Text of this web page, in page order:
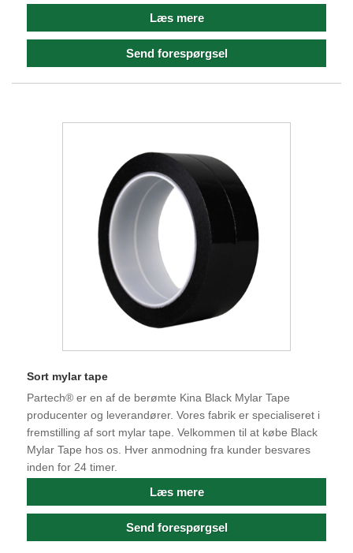
Læs mere
Send forespørgsel
Sort mylar tape
Partech® er en af ​​de berømte Kina Black Mylar Tape
producenter og leverandører. Vores fabrik er specialiseret i
fremstilling af sort mylar tape. Velkommen til at købe Black
Mylar Tape hos os. Hver anmodning fra kunder besvares
inden for 24 timer.
Læs mere
Send forespørgsel